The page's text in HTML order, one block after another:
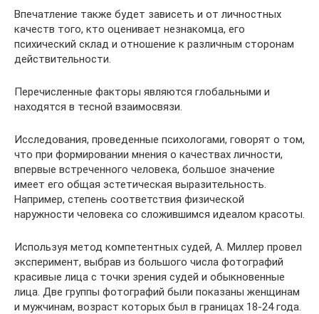
Впечатление также будет зависеть и от личностных
качеств того, кто оценивает незнакомца, его
психический склад и отношение к различным сторонам
действительности.
Перечисленные факторы являются глобальными и
находятся в тесной взаимосвязи.
Исследования, проведенные психологами, говорят о том,
что при формировании мнения о качествах личности,
впервые встреченного человека, большое значение
имеет его общая эстетическая выразительность.
Например, степень соответствия физической
наружности человека со сложившимся идеалом красоты.
Используя метод компетентных судей, А. Миллер провел
эксперимент, выбрав из большого числа фотографий
красивые лица с точки зрения судей и обыкновенные
лица. Две группы фотографий были показаны женщинам
и мужчинам, возраст которых был в границах 18-24 года.